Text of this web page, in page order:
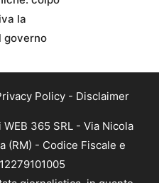
la
governo
Policy - Disclaimer
365 SRL - Via Nicola
(RM) - Codice Fiscale e